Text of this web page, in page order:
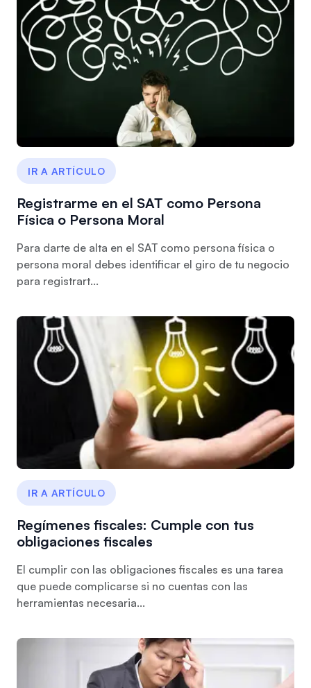
IR A ARTÍCULO
Registrarme en el SAT como Persona
Física o Persona Moral
Para darte de alta en el SAT como persona física o
persona moral debes identificar el giro de tu negocio
para registrart...
IR A ARTÍCULO
Regímenes fiscales: Cumple con tus
obligaciones fiscales
El cumplir con las obligaciones fiscales es una tarea
que puede complicarse si no cuentas con las
herramientas necesaria...